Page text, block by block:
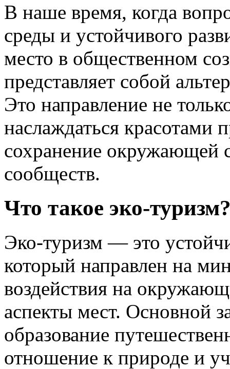
В наше время, когда
среды и устойчивого
место в общественном
представляет собой
Это направление не
наслаждаться красотами
сохранение окружающей
сообществ.
Что такое эко-
Эко-туризм — это
который направлен на
воздействия на
аспекты мест. Основной
образование
отношение к природе и